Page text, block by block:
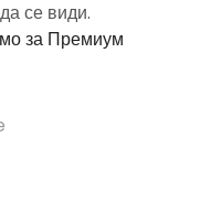
се види.
за Премиум